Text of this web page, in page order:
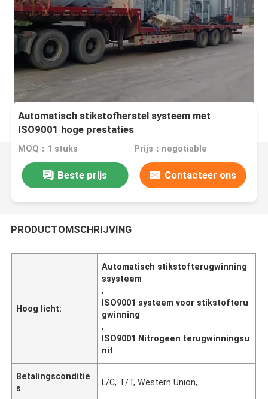
Automatisch stikstofherstel systeem met
ISO9001 hoge prestaties
MOQ：1 stuks Prijs：negotiable
Beste prijs Contacteer ons
PRODUCTOMSCHRIJVING
Hoog licht:
Automatisch stikstofterugwinning
ssysteem
,
ISO9001 systeem voor stikstofteru
gwinning
,
ISO9001 Nitrogeen terugwinningsu
nit
Betalingsconditie
s
L/C, T/T, Western Union,